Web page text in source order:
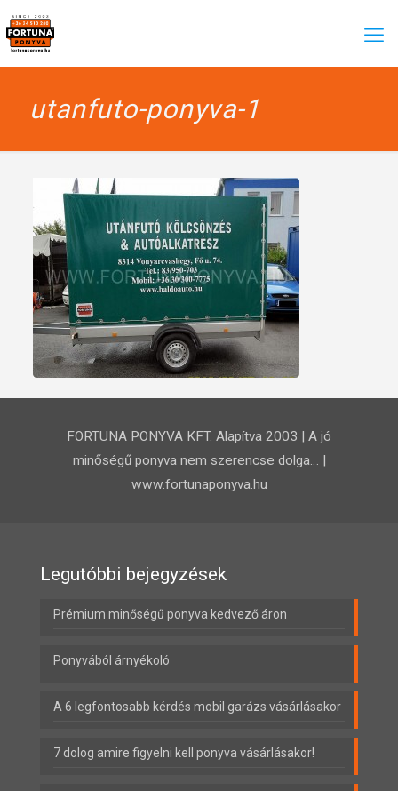
utanfuto-ponyva-1
FORTUNA PONYVA KFT. Alapítva 2003 | A jó
minőségű ponyva nem szerencse dolga… |
www.fortunaponyva.hu
Legutóbbi bejegyzések
Prémium minőségű ponyva kedvező áron
Ponyvából árnyékoló
A 6 legfontosabb kérdés mobil garázs vásárlásakor
7 dolog amire figyelni kell ponyva vásárlásakor!